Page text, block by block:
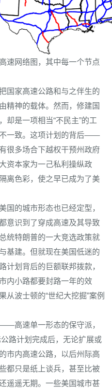
速网络图，其中每一个节点
国家高速公路和与之伴生的
精神的载体。然而，修建国
却是一项相当“不民主”的工
一致。这项计划的背后——
很多场合下越权干预州政府
资本家为一己私利操纵政
离色彩，使之早已成为了美
国的城市形态也已经定型，
意识到了穿成高速及其导致
统特朗普的一大竞选政策就
基建。但就现在美国低迷的
计划背后的巨额联邦拨款，
内小路都要封路一年的效
从波士顿的“世纪大挖掘”案例
高速单一形态的保守派，
路计划完成后，无论扩展或
市内高速公路，以后州际高
都只是纸上谈兵，甚至比被
遥遥无期。一些美国城市甚